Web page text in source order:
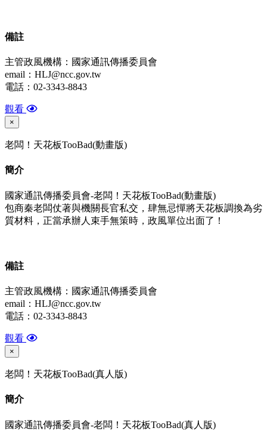
備註
主管政風機構：國家通訊傳播委員會
email：HLJ@ncc.gov.tw
電話：02-3343-8843
觀看
×
老闆！天花板TooBad(動畫版)
簡介
國家通訊傳播委員會-老闆！天花板TooBad(動畫版)
包商秦老闆仗著與機關長官私交，肆無忌憚將天花板調換為劣
質材料，正當承辦人束手無策時，政風單位出面了！
備註
主管政風機構：國家通訊傳播委員會
email：HLJ@ncc.gov.tw
電話：02-3343-8843
觀看
×
老闆！天花板TooBad(真人版)
簡介
國家通訊傳播委員會-老闆！天花板TooBad(真人版)